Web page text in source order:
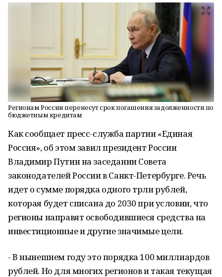
Регионам России перенесут срок погашения задолженности по
бюджетным кредитам
Как сообщает пресс-служба партии «Единая
Россия», об этом завил президент России
Владимир Путин на заседании Совета
законодателей России в Санкт-Петербурге. Речь
идет о сумме порядка одного трлн рублей,
которая будет списана до 2030 при условии, что
регионы направят освободившиеся средства на
инвестиционные и другие значимые цели.
- В нынешнем году это порядка 100 миллиардов
рублей. Но для многих регионов и такая текущая